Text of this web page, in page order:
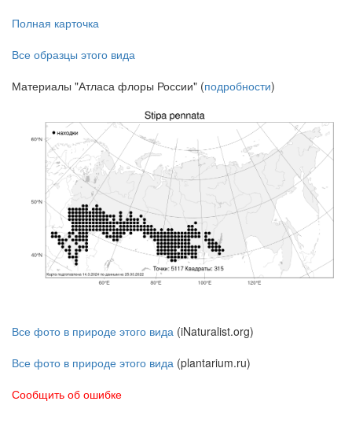
Полная карточка
Все образцы этого вида
Материалы "Атласа флоры России" (подробности)
Все фото в природе этого вида (iNaturalist.org)
Все фото в природе этого вида (plantarium.ru)
Сообщить об ошибке